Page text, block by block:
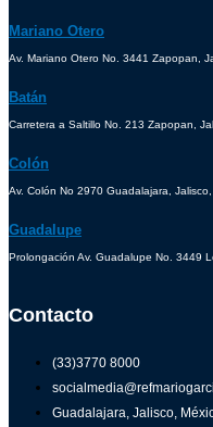
Mariano Otero
Av. Mariano Otero No. 3441 Zapopan,
Batán
Carretera a Saltillo No. 213 Zapopan,
Colón
Av. Colón No 2970 Guadalajara, Jalisco,
Guadalupe
Prolongación Av. Guadalupe No. 3449
Contacto
(33)3770 8000
Guadalajara, Jalisco,